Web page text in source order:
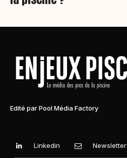
Edité par Pool Média Factory
Linkedin Newsletter